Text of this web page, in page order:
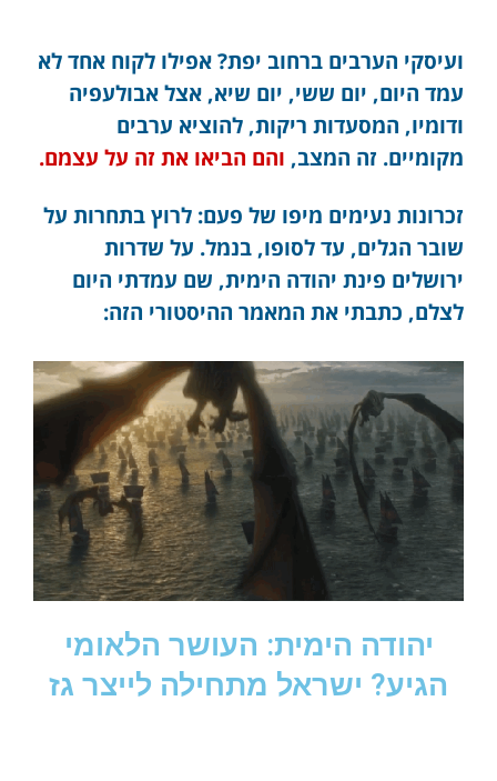
ועיסקי הערבים ברחוב יפת? אפילו לקוח אחד לא
עמד היום, יום ששי, יום שיא, אצל אבולעפיה
ודומיו, המסעדות ריקות, להוציא ערבים
מקומיים. זה המצב, והם הביאו את זה על עצמם.
זכרונות נעימים מיפו של פעם: לרוץ בתחרות על
שובר הגלים, עד לסופו, בנמל. על שדרות
ירושלים פינת יהודה הימית, שם עמדתי היום
לצלם, כתבתי את המאמר ההיסטורי הזה:
יהודה הימית: העושר הלאומי
הגיע? ישראל מתחילה לייצר גז